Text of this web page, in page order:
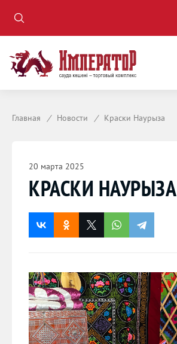
Главная / Новости / Краски Наурыза
20 марта 2025
КРАСКИ НАУРЫЗА